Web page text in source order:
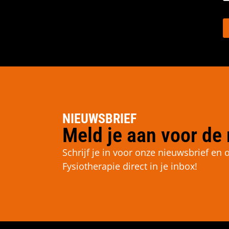
NIEUWSBRIEF
Meld je aan voor
Schrijf je in voor onze nieuwsbrief en
Fysiotherapie direct in je inbox!